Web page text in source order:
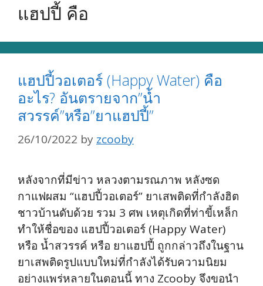
แฮปปี้ คือ
แฮปปี้วอเตอร์ (Happy Water) คือ
อะไร? อันตรายจาก”น้ำ
สวรรค์”หรือ”ยาแฮปปี้”
26/10/2022 by zcooby
หลังจากที่มีข่าว หลวงตามรณภาพ หลังซด
กาแฟผสม “แฮปปี้วอเตอร์” ยาเสพติดที่กำลังฮิต
ชาวบ้านดับด้วย รวม 3 ศพ เหตุเกิดที่ท่าขี้เหล็ก
ทำให้ชื่อของ แฮปปี้วอเตอร์ (Happy Water)
หรือ น้ำสวรรค์ หรือ ยาแฮปปี้ ถูกกล่าวถึงในฐาน
ยาเสพติดรูปแบบใหม่ที่กำลังได้รับความนิยม
อย่างแพร่หลายในตอนนี้ ทาง Zcooby จึงขอนำ